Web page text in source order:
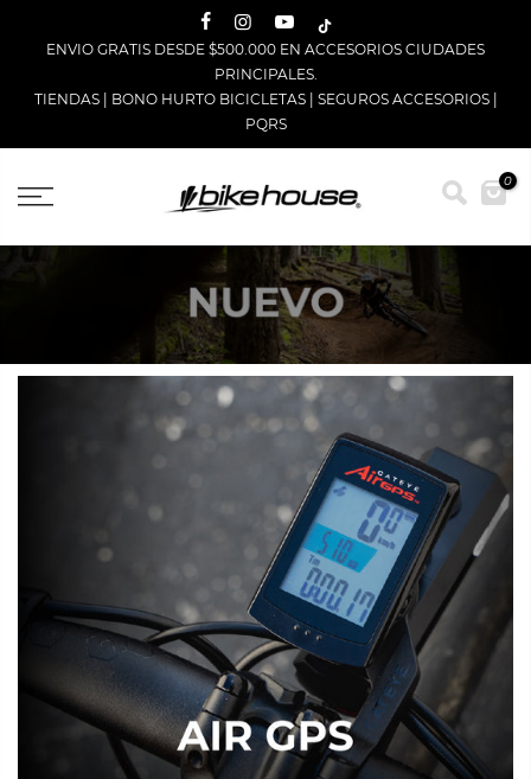
ENVIO GRATIS DESDE $500.000 EN ACCESORIOS CIUDADES
PRINCIPALES.
TIENDAS| BONO HURTO BICICLETAS SEGUROS ACCESORIOS
PQRS
0